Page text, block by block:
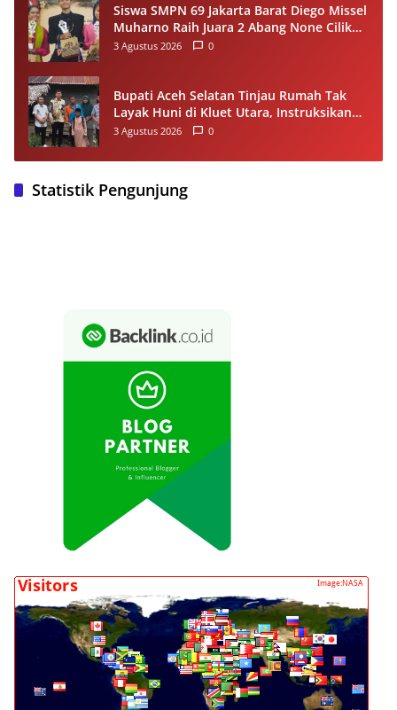
Siswa SMPN 69 Jakarta Barat Diego Missel
Muharno Raih Juara 2 Abang None Cilik
dan Remaja Kencur 2026
3 Agustus 2026 0
Bupati Aceh Selatan Tinjau Rumah Tak
Layak Huni di Kluet Utara, Instruksikan
Masuk Program Bantuan Rumah 2027
3 Agustus 2026 0
Statistik Pengunjung